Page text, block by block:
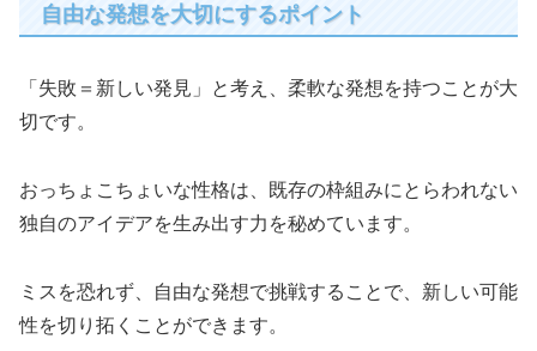
自由な発想を大切にするポイント
「失敗＝新しい発見」と考え、柔軟な発想を持つことが大
切です。
おっちょこちょいな性格は、既存の枠組みにとらわれない
独自のアイデアを生み出す力を秘めています。
ミスを恐れず、自由な発想で挑戦することで、新しい可能
性を切り拓くことができます。